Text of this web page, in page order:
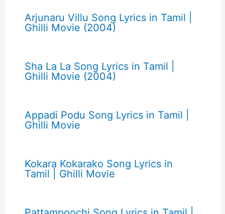
Arjunaru Villu Song Lyrics in Tamil |
Ghilli Movie (2004)
Sha La La Song Lyrics in Tamil |
Ghilli Movie (2004)
Appadi Podu Song Lyrics in Tamil |
Ghilli Movie
Kokara Kokarako Song Lyrics in
Tamil | Ghilli Movie